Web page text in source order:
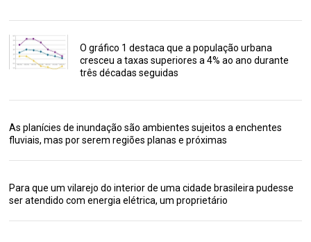
O gráfico 1 destaca que a população urbana
cresceu a taxas superiores a 4% ao ano durante
três décadas seguidas
As planícies de inundação são ambientes sujeitos a enchentes
fluviais, mas por serem regiões planas e próximas
Para que um vilarejo do interior de uma cidade brasileira pudesse
ser atendido com energia elétrica, um proprietário